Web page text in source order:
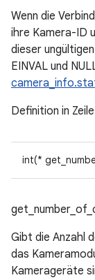
Wenn die
ihre Kamera-ID
dieser
EINVAL und
Definition in Zeile
int(*
Gibt die Anzahl
das
Kamerageräte